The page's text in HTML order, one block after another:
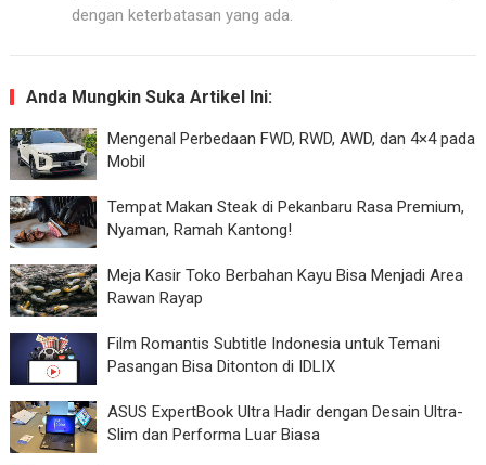
dengan keterbatasan yang ada.
Anda Mungkin Suka Artikel Ini:
Mengenal Perbedaan FWD, RWD, AWD, dan 4×4 pada
Mobil
Tempat Makan Steak di Pekanbaru Rasa Premium,
Nyaman, Ramah Kantong!
Meja Kasir Toko Berbahan Kayu Bisa Menjadi Area
Rawan Rayap
Film Romantis Subtitle Indonesia untuk Temani
Pasangan Bisa Ditonton di IDLIX
ASUS ExpertBook Ultra Hadir dengan Desain Ultra-
Slim dan Performa Luar Biasa